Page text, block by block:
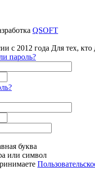
QSOFT
с 2012 года Для тех,
пароль?
буква
или символ